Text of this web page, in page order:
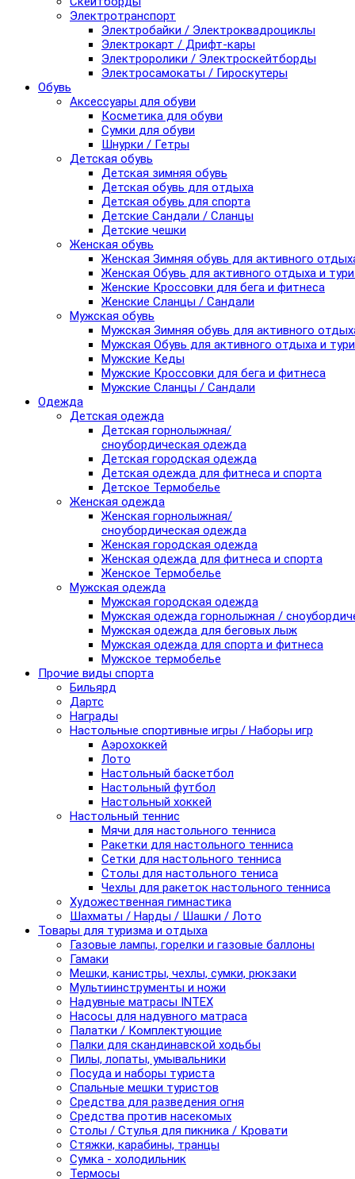
Электротранспорт
Электробайки / Электроквадроциклы
Электрокарт / Дрифт-кары
Электроролики / Электроскейтборды
Электросамокаты / Гироскутеры
Обувь
Аксессуары для обуви
Косметика для обуви
Сумки для обуви
Шнурки / Гетры
Детская обувь
Детская зимняя обувь
Детская обувь для отдыха
Детская обувь для спорта
Детские Сандали / Сланцы
Детские чешки
Женская обувь
Женская Зимняя обувь для активного
Женская Обувь для активного отдыха и
Женские Кроссовки для бега и фитнеса
Женские Сланцы / Сандали
Мужская обувь
Мужская Зимняя обувь для активного
Мужская Обувь для активного отдыха и
Мужские Кеды
Мужские Кроссовки для бега и фитнеса
Мужские Сланцы / Сандали
Одежда
Детская одежда
Детская горнолыжная/
сноубордическая одежда
Детская городская одежда
Детская одежда для фитнеса и спорта
Детское Термобелье
Женская одежда
Женская горнолыжная/
сноубордическая одежда
Женская городская одежда
Женская одежда для фитнеса и спорта
Женское Термобелье
Мужская одежда
Мужская городская одежда
Мужская одежда горнолыжная /
Мужская одежда для беговых лыж
Мужская одежда для спорта и фитнеса
Мужское термобелье
Прочие виды спорта
Бильярд
Дартс
Награды
Настольные спортивные игры / Наборы игр
Аэрохоккей
Лото
Настольный баскетбол
Настольный футбол
Настольный хоккей
Настольный теннис
Мячи для настольного тенниса
Ракетки для настольного тенниса
Сетки для настольного тенниса
Столы для настольного тениса
Чехлы для ракеток настольного тенниса
Художественная гимнастика
Шахматы / Нарды / Шашки / Лото
Товары для туризма и отдыха
Газовые лампы, горелки и газовые баллоны
Гамаки
Мешки, канистры, чехлы, сумки, рюкзаки
Мультиинструменты и ножи
Надувные матрасы INTEX
Насосы для надувного матраса
Палатки / Комплектующие
Палки для скандинавской ходьбы
Пилы, лопаты, умывальники
Посуда и наборы туриста
Спальные мешки туристов
Средства для разведения огня
Средства против насекомых
Столы / Стулья для пикника / Кровати
Стяжки, карабины, транцы
Сумка - холодильник
Термосы